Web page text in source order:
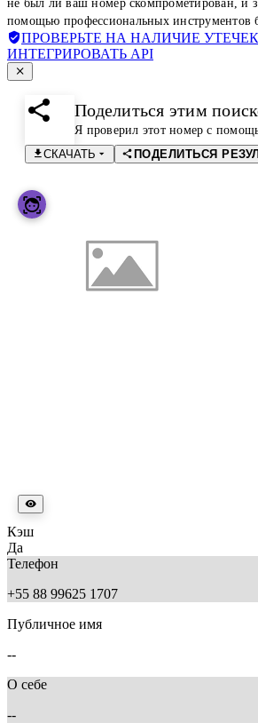
не был ли ваш номер скомпрометирован, и
помощью профессиональных инструментов
ПРОВЕРЬТЕ НА НАЛИЧИЕ УТЕЧЕК
ИНТЕГРИРОВАТЬ API
Поделиться этим
Я проверил этот номер с
СКАЧАТЬ
ПОДЕЛИТЬСЯ
Кэш
Да
Телефон
+55 88 99625 1707
Публичное имя
--
О себе
--